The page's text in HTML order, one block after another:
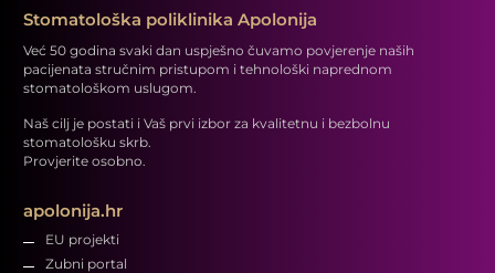
Stomatološka poliklinika Apolonija
Već 50 godina svaki dan uspješno čuvamo povjerenje naših
pacijenata stručnim pristupom i tehnološki naprednom
stomatološkom uslugom.
Naš cilj je postati i Vaš prvi izbor za kvalitetnu i bezbolnu
stomatološku skrb.
Provjerite osobno.
apolonija.hr
EU projekti
Zubni portal